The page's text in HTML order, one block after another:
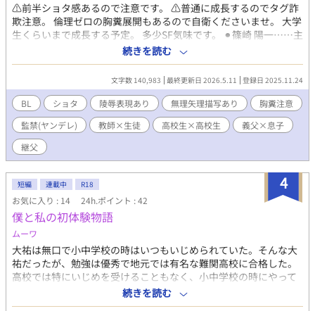
⚠︎前半ショタ感あるので注意です。 ⚠︎普通に成長するのでタグ詐
欺注意。 倫理ゼロの胸糞展開もあるので自衛くださいませ。 大学
生くらいまで成長する予定。 多少SF気味です。 ⚫︎篠崎 陽一……主
人公・ちょろい ⚫︎篠崎 惺……歳の離れた弟・無口 ⚫︎篠崎 航……継
父・会計士/経営者 ⚫︎篠崎 ◇◇………母（？）・看護師 ⚪︎時岡 遥
架……？？？ ⚪︎時岡 ◇◇……時岡家の養子/同学年 ⚪︎花井
暉……？？？ – – – – – – – – – – – – – – – – – – – – – – – – ◼︎宮下
◇◇……教師・婚約者がいるセフレ ◼︎千馬 未弥……母の恋人 ◼︎日
野 聖司……高校のクラスメート
続きを読む
文字数 140,983 最終更新日 2026.5.11 登録日 2025.11.24
BL ショタ 陵辱表現あり 無理矢理描写あり
胸糞注意
監禁(ヤンデレ)
教師×生徒 高校生×高校生
義父×息子
継父
4
短編 連載中 R18
お気に入り : 14 24h.ポイント : 42
僕と私の初体験物語
ムーワ
大祐は無口で小中学校の時はいつもいじめられていた。そんな大
祐だったが、勉強は優秀で地元では有名な難関高校に合格した。
高校では特にいじめを受けることもなく、小中学校の時にやって
いた将棋部に入った。将棋部には3人の女性がいて、その中でも同
学年の緑と運命的な出会いを果たすことになる。
続きを読む